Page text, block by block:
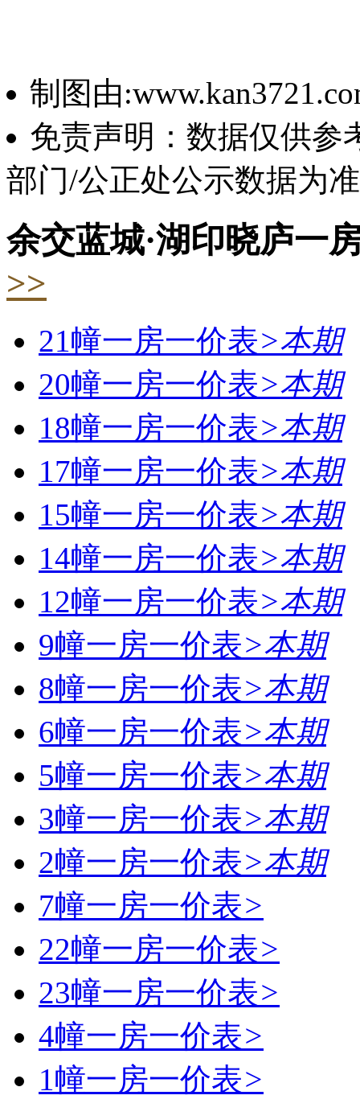
制图由
免责声明：数据仅供参
部门/公正处公示数据为
余交蓝城·湖印晓庐一
>>
21幢一房一价表>本期
20幢一房一价表>本期
18幢一房一价表>本期
17幢一房一价表>本期
15幢一房一价表>本期
14幢一房一价表>本期
12幢一房一价表>本期
9幢一房一价表>本期
8幢一房一价表>本期
6幢一房一价表>本期
5幢一房一价表>本期
3幢一房一价表>本期
2幢一房一价表>本期
7幢一房一价表>
22幢一房一价表>
23幢一房一价表>
4幢一房一价表>
1幢一房一价表>